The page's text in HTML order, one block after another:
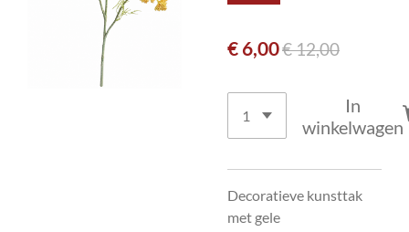
€ 6,00€ 12,00
In
winkelwagen
Decoratieve kunsttak
met gele